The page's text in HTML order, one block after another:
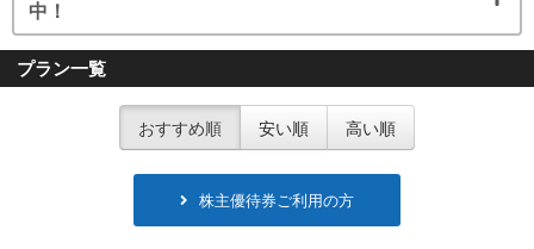
中！
プラン一覧
おすすめ順 安い順 高い順
株主優待券ご利用の方